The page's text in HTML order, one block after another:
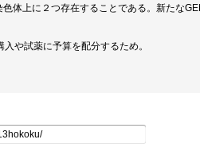
体上に２つ存在することである。新たな
や試薬に予算を配分するため。